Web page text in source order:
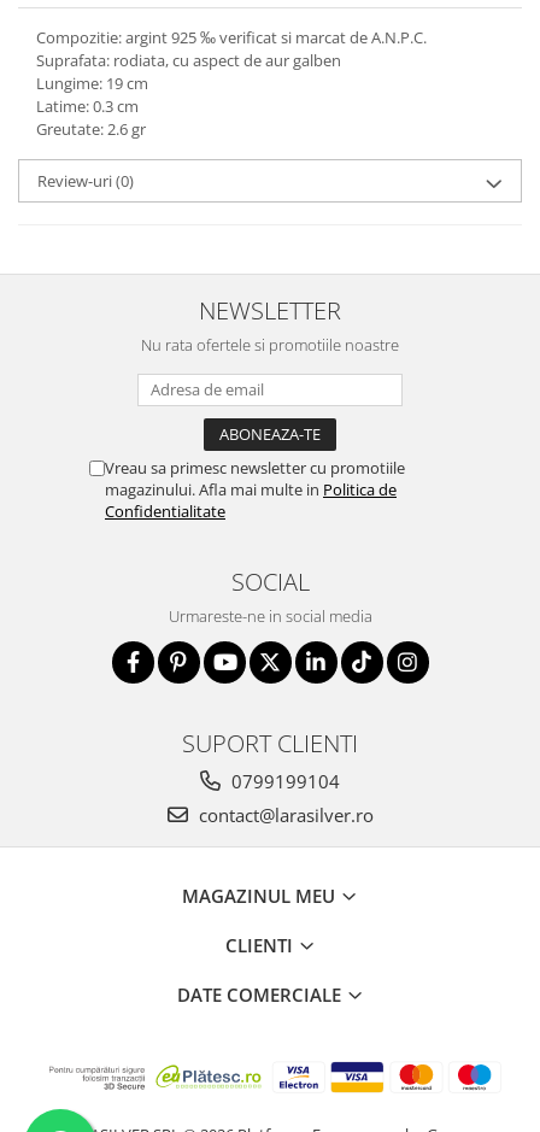
marimea 57
marimea 58
marimea 59
marimea 60
marimea 61
marimea 62
marimea 63
Compozitie: argint 925 ‰ verificat si marcat de A.N.P.C.
Suprafata: rodiata, cu aspect de aur galben
Lungime: 19 cm
Latime: 0.3 cm
Greutate: 2.6 gr
Review-uri(0)
NEWSLETTER
Nu rata ofertele si promotiile noastre
Vreau sa primesc newsletter cu promotiile
magazinului. Afla mai multe in Politica de
Confidentialitate
SOCIAL
Urmareste-ne in social media
SUPORT CLIENTI
0799199104
contact@larasilver.ro
MAGAZINUL MEU
CLIENTI
DATE COMERCIALE